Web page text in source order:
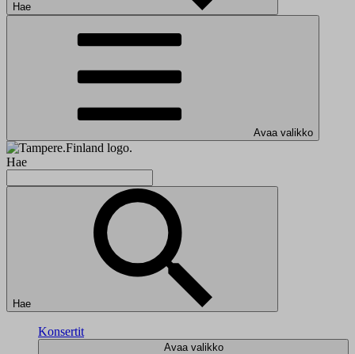
Hae
Avaa valikko
Hae
Hae
Konsertit
Avaa valikko